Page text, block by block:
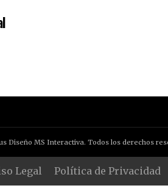
Diseño MS Interactiva. Todos los derechos
Legal Política de Privacidad